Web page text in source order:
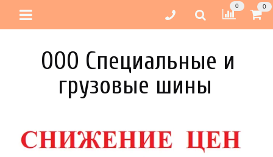
0 0
ООО Специальные и
грузовые шины